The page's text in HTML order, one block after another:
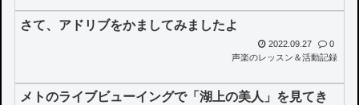
さて、アドリブをかましてみましたよ
2022.09.27
0
声楽のレッスン＆活動記録
メトのライブビューイングで「湖上の美人」を見てき